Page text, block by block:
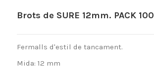
Brots de SURE 12mm. PACK 100
Fermalls d'estil de tancament.
Mida: 12 mm